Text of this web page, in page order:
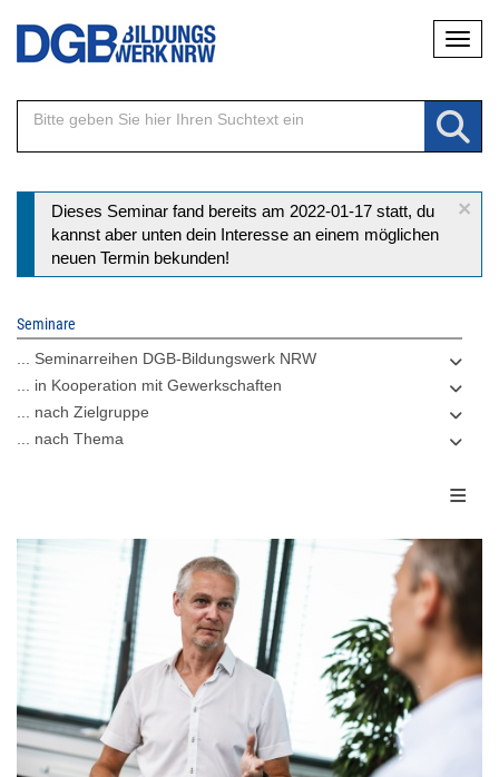
Direkt
Inhalt
×
Statusmeldung
Dieses Seminar fand bereits am 2022-01-17 statt, du
kannst aber unten dein Interesse an einem möglichen
neuen Termin bekunden!
Seminare
... Seminarreihen DGB-Bildungswerk NRW
... in Kooperation mit Gewerkschaften
... nach Zielgruppe
... nach Thema